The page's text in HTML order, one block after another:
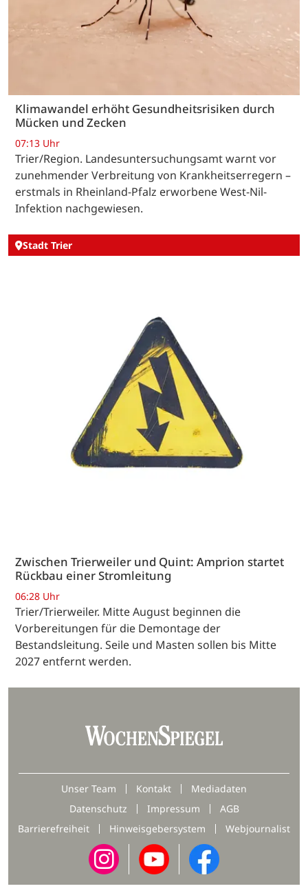
Klimawandel erhöht Gesundheitsrisiken durch
Mücken und Zecken
07:13 Uhr
Trier/Region. Landesuntersuchungsamt warnt vor
zunehmender Verbreitung von Krankheitserregern –
erstmals in Rheinland-Pfalz erworbene West-Nil-
Infektion nachgewiesen.
Stadt Trier
Zwischen Trierweiler und Quint: Amprion startet
Rückbau einer Stromleitung
06:28 Uhr
Trier/Trierweiler. Mitte August beginnen die
Vorbereitungen für die Demontage der
Bestandsleitung. Seile und Masten sollen bis Mitte
2027 entfernt werden.
Unser Team Kontakt
Mediadaten
Datenschutz
Impressum
AGB
Barrierefreiheit
Hinweisgebersystem Webjournalist